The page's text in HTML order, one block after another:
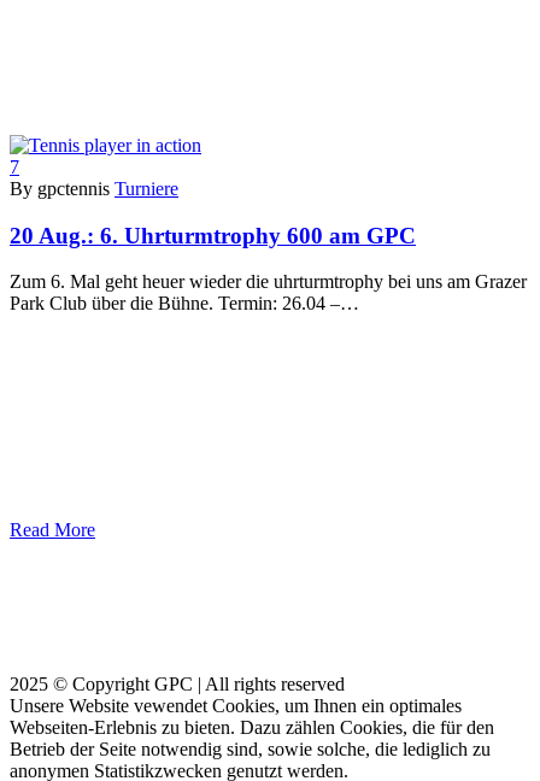
7
By gpctennis Turniere
20 Aug.: 6. Uhrturmtrophy 600 am GPC
Zum 6. Mal geht heuer wieder die uhrturmtrophy bei uns am Grazer
Park Club über die Bühne. Termin: 26.04 –…
Read More
2025 © Copyright GPC | All rights reserved
Unsere Website vewendet Cookies, um Ihnen ein optimales
Webseiten-Erlebnis zu bieten. Dazu zählen Cookies, die für den
Betrieb der Seite notwendig sind, sowie solche, die lediglich zu
anonymen Statistikzwecken genutzt werden.